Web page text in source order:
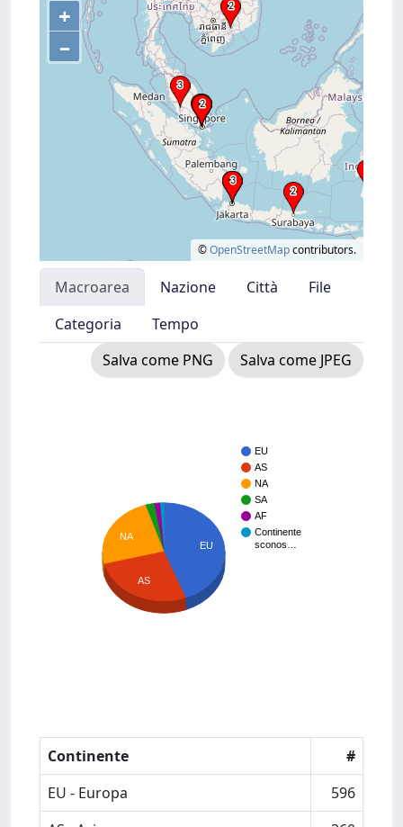
+
–
©OpenStreetMapcontributors.
Macroarea Nazione Città
File
Categoria
Tempo
Salva come PNG
Salva come JPEG
EU
AS
NA
SA
AF
Continente
sconos…
EU
NA
AS
Continente
#
EU - Europa
596